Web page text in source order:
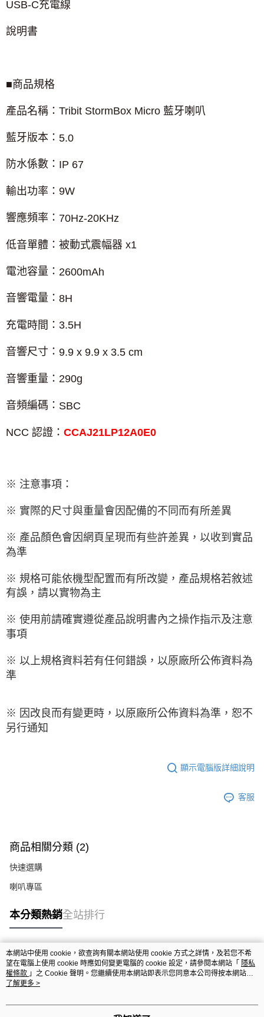
USB-C充電線
說明書
■商品規格
產品名稱： Tribit StormBox Micro 藍牙喇叭
藍牙版本： 5.0
防水係數： IP 67
輸出功率： 9W
響應頻率： 70Hz-20KHz
低音單體：被動式震幅器 x1
電池容量： 2600mAh
音響電量： 8H
充電時間： 3.5H
音響尺寸： 9.9 x 9.9 x 3.5 cm
音響重量： 290g
音頻編碼： SBC
NCC 認證： CCAJ21LP12A0E0
※ 注意事項：
※ 實際的尺寸與重量會因配備的不同而有所差異
※ 產品顏色會因網頁呈現而有些許差異，以收到實品
為準
※ 規格可能依機型配置而有所改變，產品規格若敘述
有誤，請以實物為主
※ 使用前請確實遵從產品說明書內之操作指示及注意
事項
※ 以上規格資料若有任何錯誤，以原廠所公佈資料為
準
※ 因改良而有變更時，以原廠所公佈資料為準，恕不
另行通知
顯示電腦版詳細說明
客服
商品相關分類 (2)
快速選購
喇叭專區
本分類熱銷全站排行
熱門標籤
本網站中使用 cookie，欲查詢有關本網站使用 cookie 方式之詳情，及若您不希
望在電腦上使用 cookie 時應如何變更電腦的 cookie 設定，請參閱本網站「 隱私
權條款 」之 Cookie 聲明。您繼續使用本網站即表示您同意本公司得按本網站使
用條款之 Cookie 聲明使用 cookie。
了解更多 >